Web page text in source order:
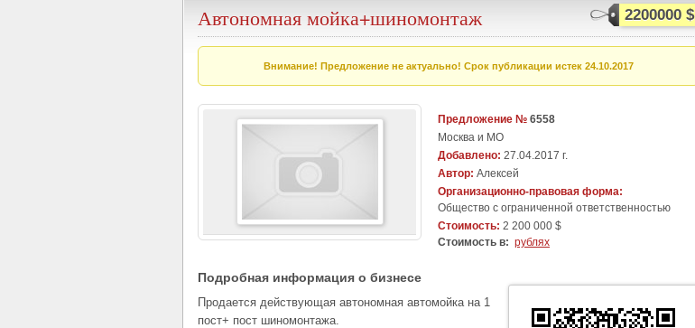
2200000 $
Автономная мойка+шиномонтаж
Внимание! Предложение не актуально! Срок публикации истек 24.10.2017
Предложение № 6558
Москва и МО
Добавлено: 27.04.2017 г.
Автор: Алексей
Организационно-правовая форма:
Общество с ограниченной ответственностью
Стоимость: 2 200 000 $
Стоимость в: рублях
Подробная информация о бизнесе
Продается действующая автономная автомойка на 1
пост+ пост шиномонтажа.